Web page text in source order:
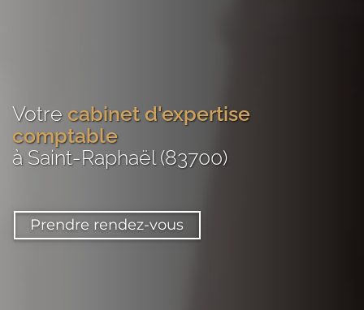
Votre cabinet d'expertise
comptable
à Saint-Raphaël (83700)
Prendre rendez-vous